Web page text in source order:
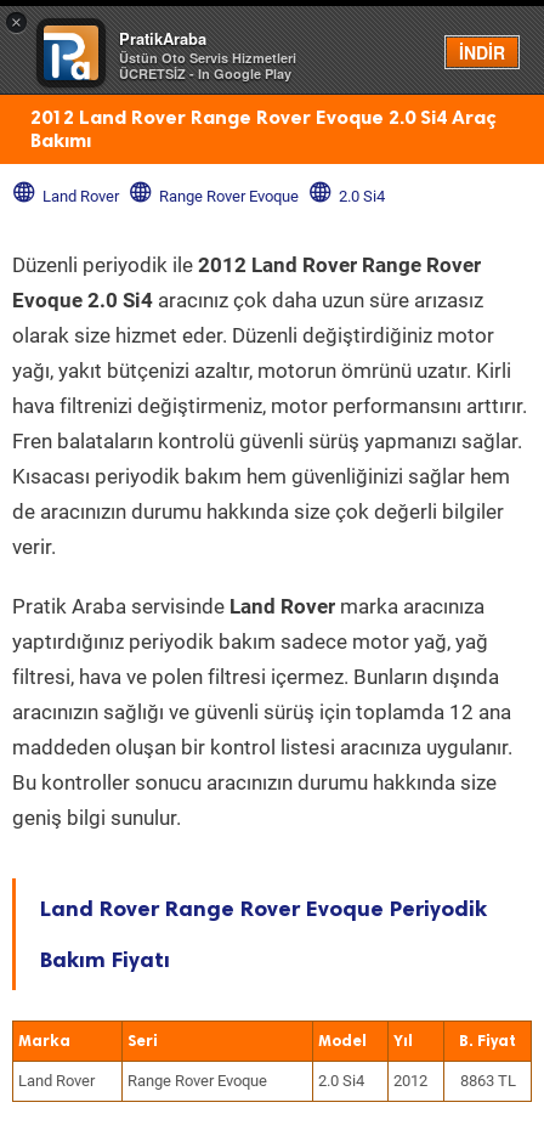
×
PratikAraba
Üstün Oto Servis Hizmetleri
ÜCRETSİZ - In Google Play
İNDİR
Menü
2012 Land Rover Range Rover Evoque 2.0 Si4 Araç
Bakımı
Land Rover Range Rover Evoque 2.0 Si4
Düzenli periyodik ile 2012 Land Rover Range Rover
Evoque 2.0 Si4 aracınız çok daha uzun süre arızasız
olarak size hizmet eder. Düzenli değiştirdiğiniz motor
yağı, yakıt bütçenizi azaltır, motorun ömrünü uzatır. Kirli
hava filtrenizi değiştirmeniz, motor performansını arttırır.
Fren balataların kontrolü güvenli sürüş yapmanızı sağlar.
Kısacası periyodik bakım hem güvenliğinizi sağlar hem
de aracınızın durumu hakkında size çok değerli bilgiler
verir.
Pratik Araba servisinde Land Rover marka aracınıza
yaptırdığınız periyodik bakım sadece motor yağ, yağ
filtresi, hava ve polen filtresi içermez. Bunların dışında
aracınızın sağlığı ve güvenli sürüş için toplamda 12 ana
maddeden oluşan bir kontrol listesi aracınıza uygulanır.
Bu kontroller sonucu aracınızın durumu hakkında size
geniş bilgi sunulur.
Land Rover Range Rover Evoque Periyodik
Bakım Fiyatı
Marka Seri Model Yıl
Land Rover Range Rover Evoque 2.0 Si4 2012 8863 TL